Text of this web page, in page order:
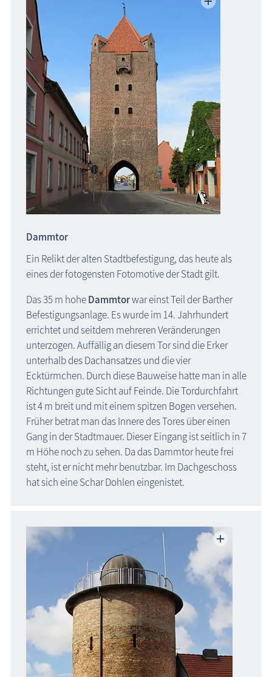
Dammtor
Ein Relikt der alten Stadtbefestigung, das heute als
eines der fotogensten Fotomotive der Stadt gilt.
Das 35 m hoheDammtorwar einst Teil der Barther
Befestigungsanlage. Es wurde im 14. Jahrhundert
errichtet und seitdem mehreren Veränderungen
unterzogen. Auffällig an diesem Tor sind die Erker
unterhalb des Dachansatzes und die vier
Ecktürmchen. Durch diese Bauweise hatte man in alle
Richtungen gute Sicht auf Feinde. Die Tordurchfahrt
ist 4 m breit und mit einem spitzen Bogen versehen.
Früher betrat man das Innere des Tores über einen
Gang in der Stadtmauer. Dieser Eingang ist seitlich in 7
m Höhe noch zu sehen. Da das Dammtor heute frei
steht, ist er nicht mehr benutzbar. Im Dachgeschoss
hat sich eine Schar Dohlen eingenistet.